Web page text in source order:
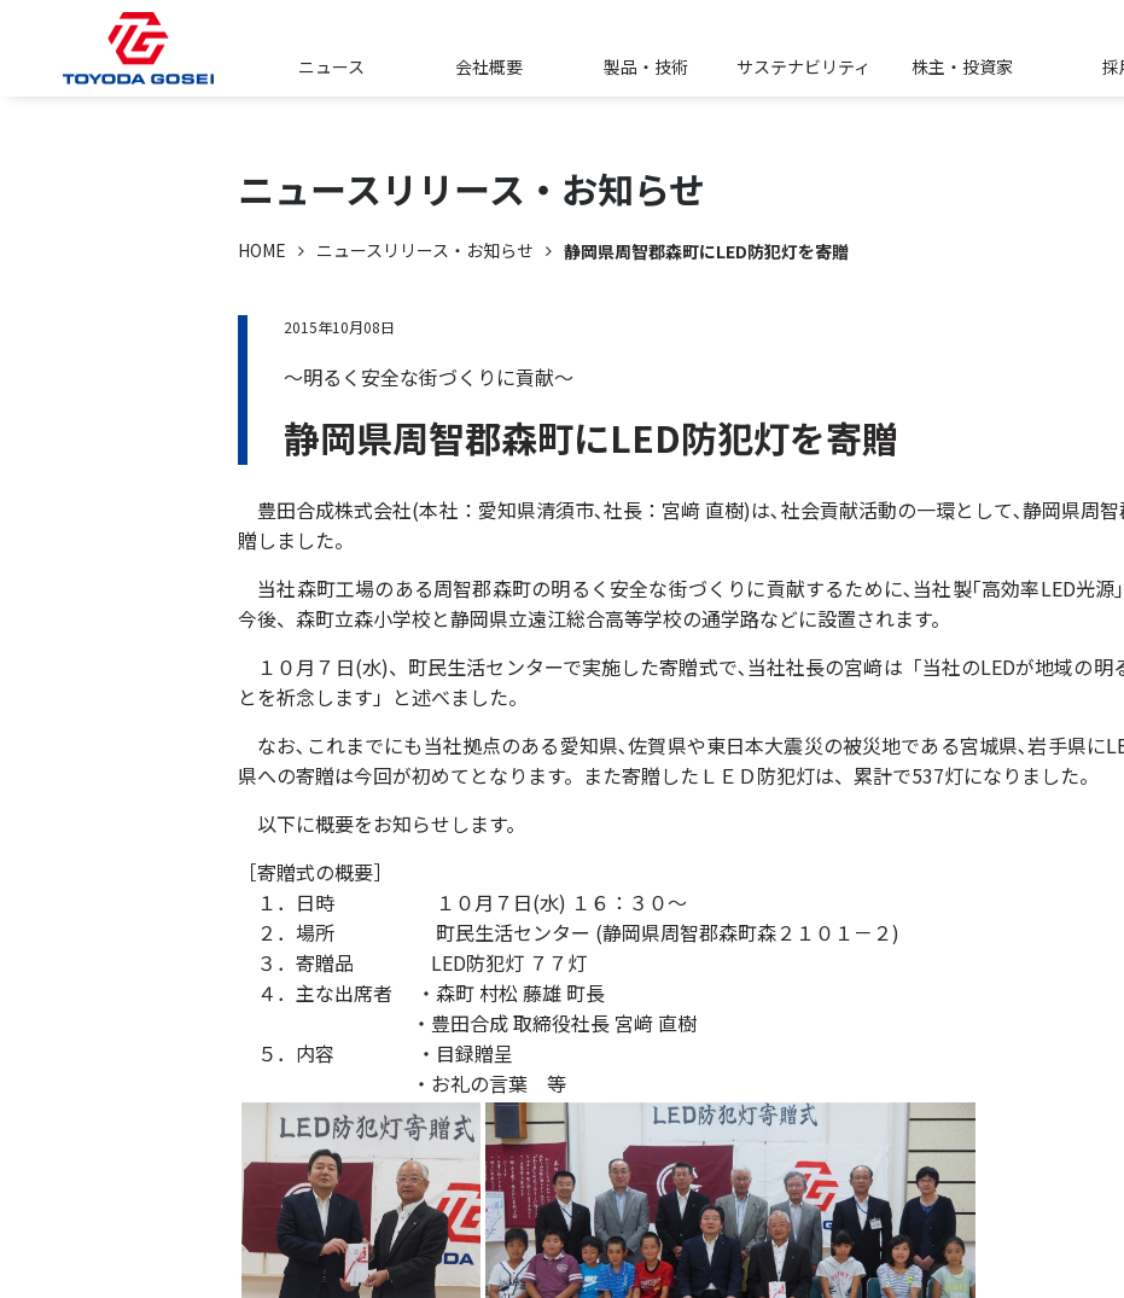
ニュース 会社概要 製品・技術 サステナビリティ 株主・投資家 採
ニュースリリース・ お知らせ
HOME ニュースリリース・お知らせ 静岡県周智郡森町にLED防犯灯を寄贈
2015年10月08日
～明るく安全な街づくりに貢献～
静岡県周智郡森町にLED防犯灯を寄贈
豊田合成株式会社(本社：愛知県清須市､社長：宮﨑 直樹)は､社会貢献活動の一環として､静岡県周
贈しました。
当社森町工場のある周智郡森町の明るく安全な街づくりに貢献するために､当社製｢高効率LED光源
今後、森町立森小学校と静岡県立遠江総合高等学校の通学路などに設置されます。
１０月７日(水)、町民生活センターで実施した寄贈式で､当社社長の宮﨑は「当社のLEDが地域の明
とを祈念します」と述べました。
なお､これまでにも当社拠点のある愛知県､佐賀県や東日本大震災の被災地である宮城県､岩手県に
県への寄贈は今回が初めてとなります。また寄贈したＬＥＤ防犯灯は、累計で537灯になりました。
以下に概要をお知らせします。
［寄贈式の概要］
１．日時 １０月７日(水) １６：３０～
２．場所 町民生活センター (静岡県周智郡森町森２１０１－２)
３．寄贈品 LED防犯灯 ７７灯
４．主な出席者 ・森町 村松 藤雄 町長
・豊田合成 取締役社長 宮﨑 直樹
５．内容 ・目録贈呈
・お礼の言葉 等